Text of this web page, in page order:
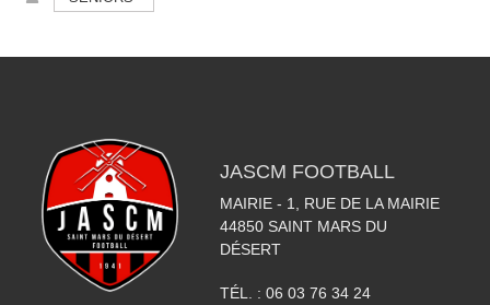
JASCM FOOTBALL
MAIRIE - 1, RUE DE LA MAIRIE
44850 SAINT MARS DU
DÉSERT
TÉL. : 06 03 76 34 24